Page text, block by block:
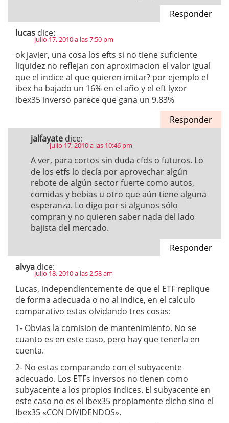
Responder
lucas dice:
julio 17, 2010 a las 7:50 pm
ok javier, una cosa los efts si no tiene suficiente
liquidez no reflejan con aproximacion el valor igual
que el indice al que quieren imitar? por ejemplo el
ibex ha bajado un 16% en el año y el eft lyxor
ibex35 inverso parece que gana un 9.83%
Responder
jalfayate dice:
julio 17, 2010 a las 10:46 pm
A ver, para cortos sin duda cfds o futuros. Lo
de los etfs lo decía por aprovechar algún
rebote de algún sector fuerte como autos,
comidas y bebias u otro que aún tiene alguna
esperanza. Lo digo por si algunos sólo
compran y no quieren saber nada del lado
bajista del mercado.
Responder
alvya dice:
julio 18, 2010 a las 2:58 am
Lucas, independientemente de que el ETF replique
de forma adecuada o no al indice, en el calculo
comparativo estas olvidando tres cosas:
1- Obvias la comision de mantenimiento. No se
cuanto es en este caso, pero hay que tenerla en
cuenta.
2- No estas comparando con el subyacente
adecuado. Los ETFs inversos no tienen como
subyacente a los propios indices. El subyacente en
este caso no es el Ibex35 propiamente dicho sino el
Ibex35 «CON DIVIDENDOS».